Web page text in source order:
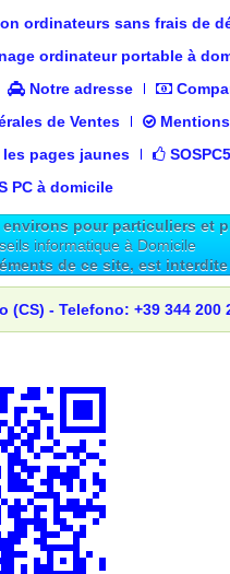
ordinateurs sans frais de
ordinateur portable à
Notre adresse
de Ventes
pages jaunes
PC à domicile
pour particuliers et
informatique à Domicile
de ce site, est interdite
(CS) - Telefono: +39 344 200